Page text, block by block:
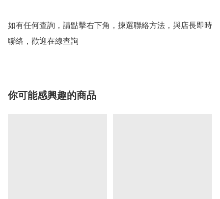
如有任何查詢，請點擊右下角，揀選聯絡方法，與店長即時
聯絡，歡迎在線查詢
你可能感興趣的商品